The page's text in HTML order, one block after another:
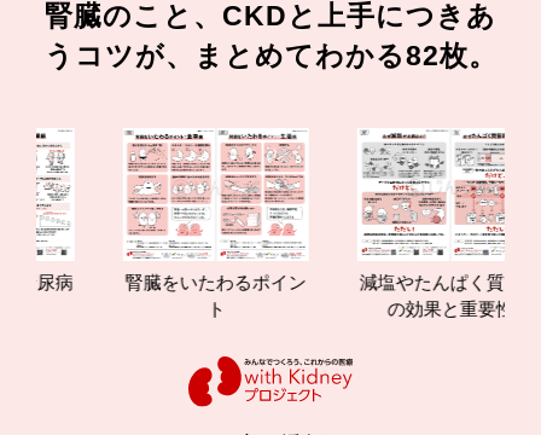
腎臓のこと、CKDと上手につきあ
うコツが、まとめてわかる82枚。
腎臓をいたわるポイン
減塩やたんぱく質管理
の効果と重要性
腎